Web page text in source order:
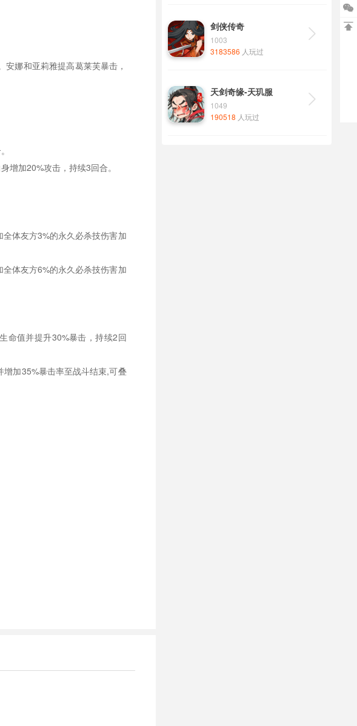


娜和亚莉雅提高葛莱芙暴击，
增加20%攻击，持续3回合。
体友方3%的永久必杀技伤害加
体友方6%的永久必杀技伤害加
命值并提升30%暴击，持续2回
加35%暴击率至战斗结束,可叠

剑侠传奇
1003
3183586 人玩过

天剑奇缘-天玑服
1049
190518 人玩过